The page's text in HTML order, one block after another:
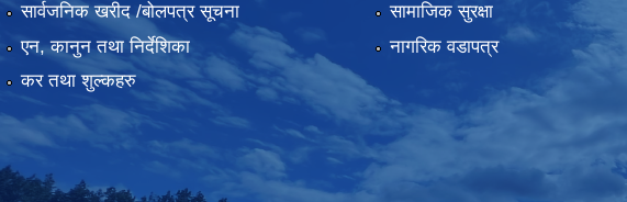
सार्वजनिक खरीद /बोलपत्र सूचना
एन, कानुन तथा निर्देशिका
कर तथा शुल्कहरु
सामाजिक सुरक्षा
नागरिक वडापत्र